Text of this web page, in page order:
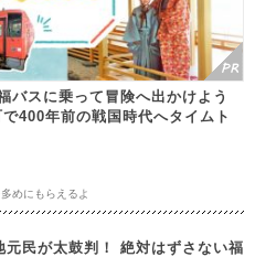
バスに乗って冒険へ出かけよう
400年前の戦国時代へタイムト
めにもらえるよ
元民が太鼓判！ 絶対はずさない福